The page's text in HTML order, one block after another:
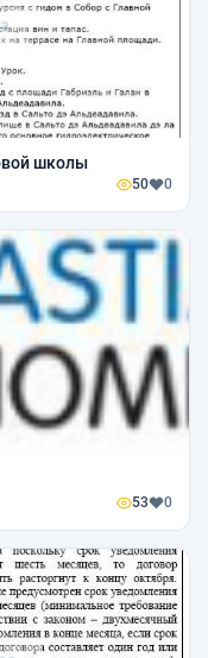
школы
50 0
53 0